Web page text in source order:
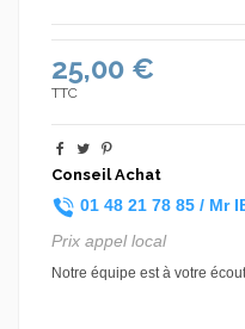
25,00 €
TTC
Conseil Achat
01 48 21 78 85 / Mr
Prix appel local
Notre équipe est à votre